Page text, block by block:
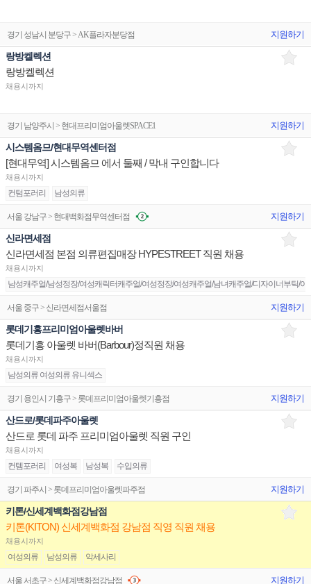
경기 성남시 분당구 > AK플라자분당점 지원하기
랑방켈렉션
랑방켈렉션
채용시까지
경기 남양주시 > 현대프리미엄아울렛SPACE1 지원하기
시스템옴므/현대무역센터점
[현대무역] 시스템옴므 에서 둘째 / 막내 구인합니다
채용시까지
컨텀포러리 남성의류
서울 강남구 > 현대백화점무역센터점 지원하기
신라면세점
신라면세점 본점 의류편집매장 HYPESTREET 직원 채용
채용시까지
남성캐주얼/남성정장/여성캐릭터캐주얼/여성정장/여성캐주얼/남녀캐주얼/디자이너부틱/아
서울 중구 > 신라면세점서울점 지원하기
롯데기흥프리미엄아울렛바버
롯데기흥 아울렛 바버(Barbour)정직원 채용
채용시까지
남성의류 여성의류 유니섹스
경기 용인시 기흥구 > 롯데프리미엄아울렛기흥점 지원하기
산드로/롯데파주아울렛
산드로 롯데 파주 프리미엄아울렛 직원 구인
채용시까지
컨템포러리 여성복 남성복 수입의류
경기 파주시 > 롯데프리미엄아울렛파주점 지원하기
키톤/신세계백화점강남점
키톤(KITON) 신세계백화점 강남점 직영 직원 채용
채용시까지
여성의류 남성의류 악세사리
서울 서초구 > 신세계백화점강남점 지원하기